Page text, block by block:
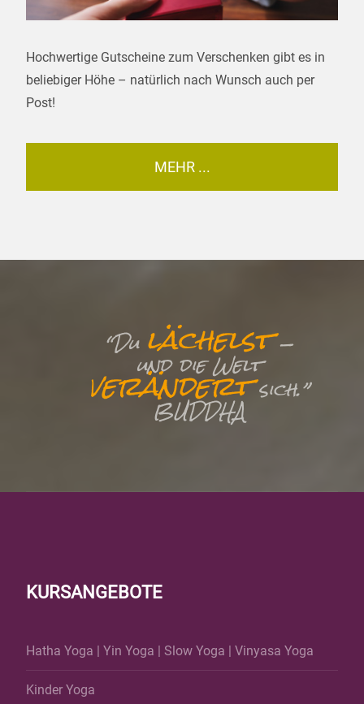
Hochwertige Gutscheine zum Verschenken gibt es in
beliebiger Höhe – natürlich nach Wunsch auch per
Post!
MEHR ...
“Du lächelst—
und die Welt
verändertsich.”
BUDDHA
KURSANGEBOTE
Hatha Yoga | Yin Yoga | Slow Yoga | Vinyasa Yoga
Kinder Yoga